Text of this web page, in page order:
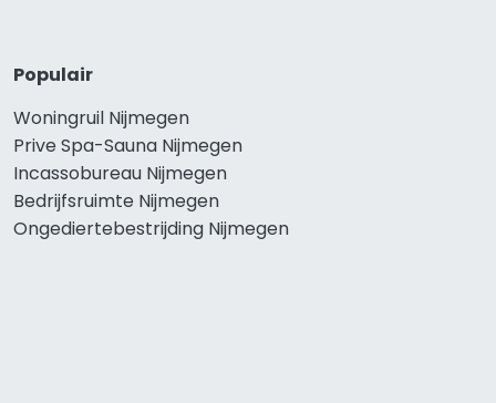
Populair
Woningruil Nijmegen
Prive Spa-Sauna Nijmegen
Incassobureau Nijmegen
Bedrijfsruimte Nijmegen
Ongediertebestrijding Nijmegen